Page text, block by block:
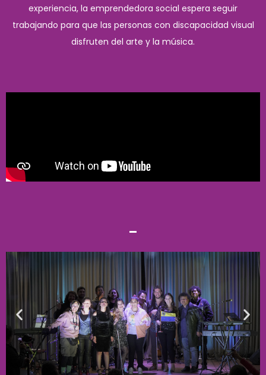
experiencia, la emprendedora social espera seguir
trabajando para que las personas con discapacidad visual
disfruten del arte y la música.